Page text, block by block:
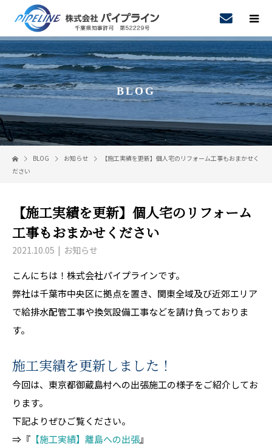
BLOG
BLOG お知らせ
【施工実績を更新】個人宅のリフォーム工事もおまかせく
ださい
【施工実績を更新】個人宅のリフォーム
工事もおまかせください
2021.10.05 お知らせ
こんにちは！株式会社パイプラインです。
弊社は千葉市中央区に拠点を置き、関東全域及び近郊エリア
で給排水配管工事や換気設備工事などを請け負っておりま
す。
施工実績を更新しました！
今回は、東京都御蔵島村への出張施工の様子をご紹介してお
ります。
下記よりぜひご覧ください。
⇒『 【施工実績】離島への出張』